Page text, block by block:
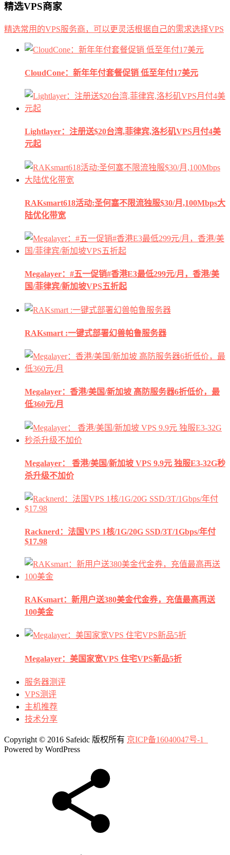
精选VPS商家
精选常用的VPS服务商，可以更灵活根据自己的需求选择VPS
CloudCone：新年年付套餐促销 低至年付17美元
Lightlayer：注册送$20台湾,菲律宾,洛杉矶VPS月付4美
元起
RAKsmart618活动:圣何塞不限流独服$30/月,100Mbps大
陆优化带宽
Megalayer：#五一促销#香港E3最低299元/月，香港/美
国/菲律宾/新加坡VPS五折起
RAKsmart :一键式部署幻兽帕鲁服务器
Megalayer：香港/美国/新加坡 高防服务器6折低价，最
低360元/月
Megalayer： 香港/美国/新加坡 VPS 9.9元 独服E3-32G秒
杀升级不加价
Racknerd：法国VPS 1核/1G/20G SSD/3T/1Gbps/年付
$17.98
RAKsmart：新用户送380美金代金券，充值最高再送
100美金
Megalayer：美国家宽VPS 住宅VPS新品5折
服务器测评
VPS测评
主机推荐
技术分享
Copyright © 2016 Safeidc 版权所有 京ICP备16040047号-1
Powered by WordPress